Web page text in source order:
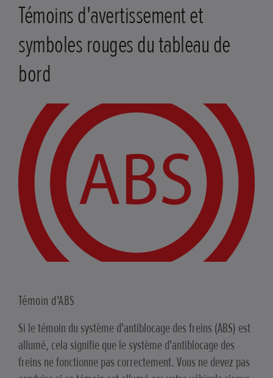
Témoins d'avertissement et
symboles rouges du tableau de
bord
Témoin d'ABS
Si le témoin du système d'antiblocage des freins (ABS) est
allumé, cela signifie que le système d'antiblocage des
freins ne fonctionne pas correctement. Vous ne devez pas